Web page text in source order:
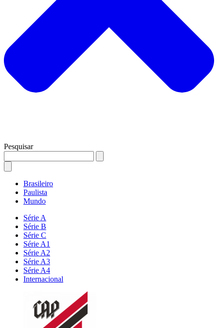
Pesquisar
Brasileiro
Paulista
Mundo
Série A
Série B
Série C
Série A1
Série A2
Série A3
Série A4
Internacional